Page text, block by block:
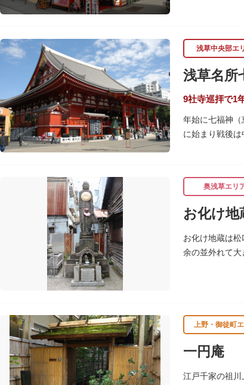
浅草中央部エ
浅草名所
9社寺巡拝で1
年始に七福神
に始まり戦後
「集まる」と
巡拝しましょう
江戸文化発祥
訪ねながら江
御利益にあや
奥浅草エリ
お化け地
お化け地蔵は
余の並外れて大
上野・御徒町
一円庵
江戸千家の祖